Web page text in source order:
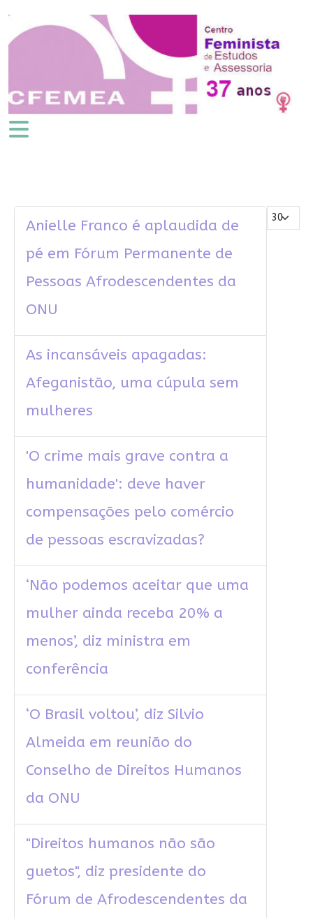
Mostrar #
Anielle Franco é aplaudida de
pé em Fórum Permanente de
Pessoas Afrodescendentes da
ONU
As incansáveis apagadas:
Afeganistão, uma cúpula sem
mulheres
'O crime mais grave contra a
humanidade': deve haver
compensações pelo comércio
de pessoas escravizadas?
‘Não podemos aceitar que uma
mulher ainda receba 20% a
menos’, diz ministra em
conferência
‘O Brasil voltou’, diz Silvio
Almeida em reunião do
Conselho de Direitos Humanos
da ONU
"Direitos humanos não são
guetos", diz presidente do
Fórum de Afrodescendentes da